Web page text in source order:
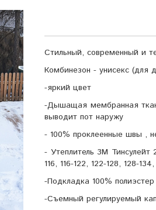
Стильный, современный и
Комбинезон - унисекс (для
-яркий цвет
-Дышащая мембранная
выводит пот наружу
- 100% проклеенные швы ,
- Утеплитель 3М Тинсулейт
116, 116-122, 122-128, 128-
-Подкладка 100% полиэстер
-Съемный регулируемый